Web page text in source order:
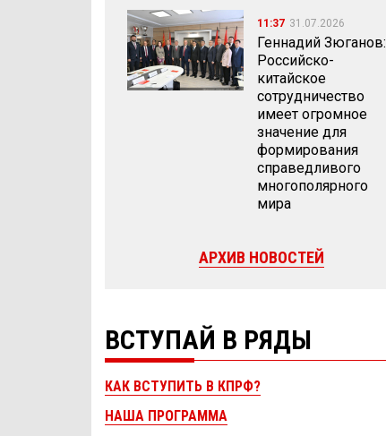
11:37 31.07.2026
Геннадий Зюганов:
Российско-
китайское
сотрудничество
имеет огромное
значение для
формирования
справедливого
многополярного
мира
АРХИВ НОВОСТЕЙ
ВСТУПАЙ В РЯДЫ
КАК ВСТУПИТЬ В КПРФ?
НАША ПРОГРАММА